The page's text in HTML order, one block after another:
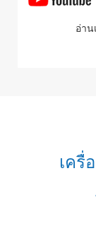
อ่าน
เครื่